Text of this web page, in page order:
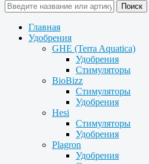
Главная
Удобрения
GHE (Terra Aquatica)
Удобрения
Стимуляторы
BioBizz
Стимуляторы
Удобрения
Hesi
Стимуляторы
Удобрения
Plagron
Удобрения